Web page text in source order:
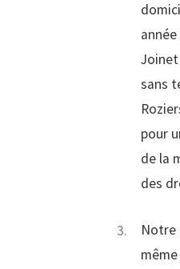
sans
pour
de la
des
Notre